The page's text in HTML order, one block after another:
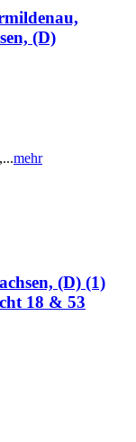
(D)
mehr
(D) (1)
18 & 53